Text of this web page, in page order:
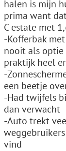
halen is mijn
prima want
C estate met
-Kofferbak
nooit als
praktijk heel
-
een beetje
-Had twijfels
dan verwacht
-Auto trekt
vind